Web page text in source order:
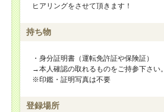
ヒアリングをさせて頂きます！
持ち物
・身分証明書（運転免許証や保険証）
→本人確認の取れるものをご持参下さい。
※印鑑・証明写真は不要
登録場所